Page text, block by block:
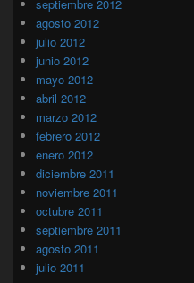
septiembre 2012
agosto 2012
julio 2012
junio 2012
mayo 2012
abril 2012
marzo 2012
febrero 2012
enero 2012
diciembre 2011
noviembre 2011
octubre 2011
septiembre 2011
agosto 2011
julio 2011